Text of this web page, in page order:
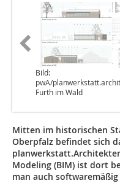
Bild:
pwA/
Furth im Wald
Mitten im historischen
Oberpfalz befindet sich
Modeling (BIM) ist dort
man auch